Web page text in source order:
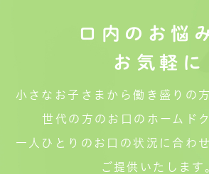
口内のお悩
お気軽に
小さなお子さまから働き盛りの
世代の方のお口のホームド
一人ひとりのお口の状況に合わ
ご提供いたします